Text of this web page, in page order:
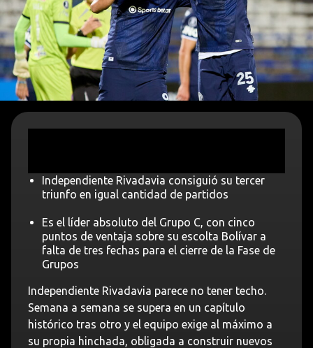
Independiente Rivadavia consiguió su tercer
triunfo en igual cantidad de partidos
Es el líder absoluto del Grupo C, con cinco
puntos de ventaja sobre su escolta Bolívar a
falta de tres fechas para el cierre de la Fase de
Grupos
Independiente Rivadavia parece no tener techo.
Semana a semana se supera en un capítulo
histórico tras otro y el equipo exige al máximo a
su propia hinchada, obligada a construir nuevos